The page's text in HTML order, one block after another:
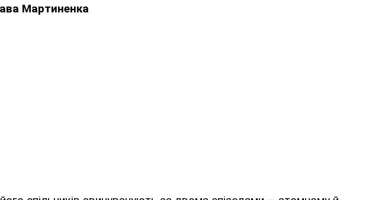
Мартиненка